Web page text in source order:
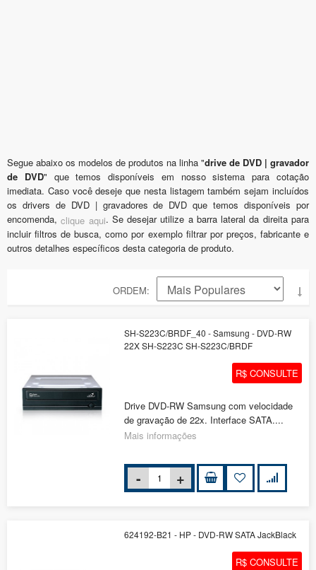
Segue abaixo os modelos de produtos na linha "drive de DVD | gravador
de DVD" que temos disponíveis em nosso sistema para cotação
imediata. Caso você deseje que nesta listagem também sejam incluídos
os drivers de DVD | gravadores de DVD que temos disponíveis por
encomenda,clique aqui. Se desejar utilize a barra lateral da direita para
incluir filtros de busca, como por exemplo filtrar por preços, fabricante e
outros detalhes específicos desta categoria de produto.
ORDEM
SH-S223C/BRDF_40 - Samsung - DVD-RW
22X SH-S223C SH-S223C/BRDF
R$ CONSULTE
Drive DVD-RW Samsung com velocidade
de gravação de 22x. Interface SATA....
Mais informações
624192-B21 - HP - DVD-RW SATA JackBlack
R$ CONSULTE